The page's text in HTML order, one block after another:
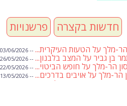
פרשנויות חדשות בקצרה
הר-מלך על הטעות העיקרית... -- 03/06/2026
בן גביר על המצב בלבנון... -- 26/05/2026
הר-מלך על חופש הביטוי... -- 22/05/2026
הר-מלך על אויבים בדרכים... -- 13/05/2026
שבועת אמונים לדעאש